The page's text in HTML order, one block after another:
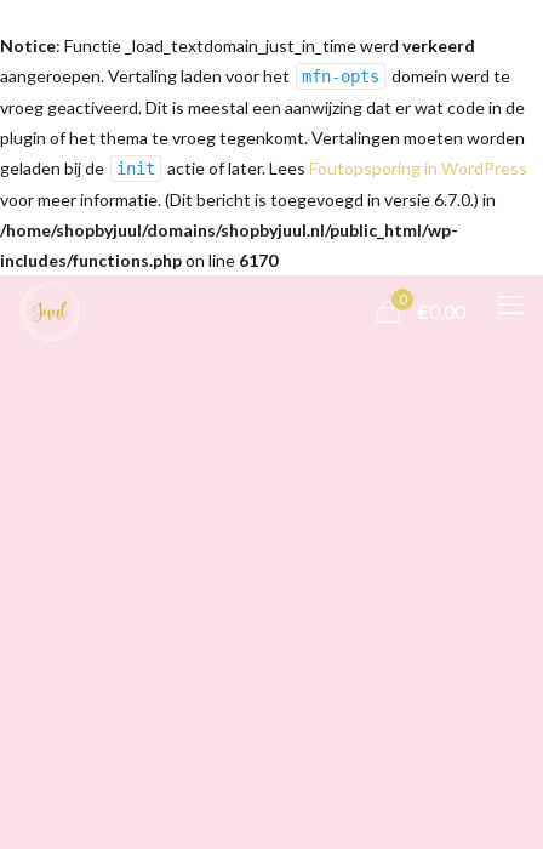
Notice: Functie _load_textdomain_just_in_time werd verkeerd
aangeroepen. Vertaling laden voor het
mfn-opts
domein werd te
vroeg geactiveerd. Dit is meestal een aanwijzing dat er wat code in de
plugin of het thema te vroeg tegenkomt. Vertalingen moeten worden
geladen bij de
init actie of later. Lees Foutopsporing in WordPress
voor meer informatie. (Dit bericht is toegevoegd in versie 6.7.0.) in
/home/shopbyjuul/domains/shopbyjuul.nl/public_html/wp-
includes/functions.phpon line 6170
0
€0,00